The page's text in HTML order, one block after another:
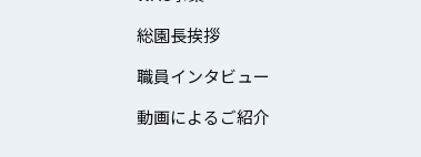
総園長挨拶
職員インタビュー
動画によるご紹介